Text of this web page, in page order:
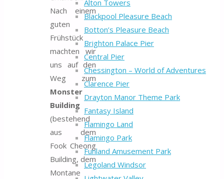
Alton Towers
Blackpool Pleasure Beach
Botton’s Pleasure Beach
Brighton Palace Pier
Central Pier
Chessington – World of Adventures
Clarence Pier
Drayton Manor Theme Park
Fantasy Island
Flamingo Land
Flamingo Park
Funland Amusement Park
Legoland Windsor
Nach einem
guten
Frühstück
machten wir
uns auf den
Weg zum
Monster
Building
(bestehend
aus dem
Fook Cheong
Building, dem
Montane